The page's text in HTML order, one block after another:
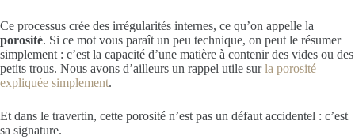
Ce processus crée des irrégularités internes, ce qu’on appelle la
porosité. Si ce mot vous paraît un peu technique, on peut le résumer
simplement : c’est la capacité d’une matière à contenir des vides ou des
petits trous. Nous avons d’ailleurs un rappel utile surla porosité
expliquée simplement.
Et dans le travertin, cette porosité n’est pas un défaut accidentel : c’est
sa signature.